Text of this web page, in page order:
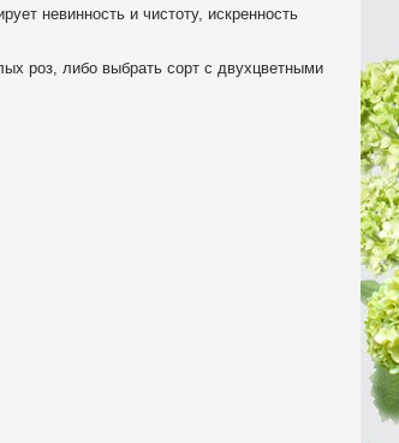
невинность и чистоту, искренность
роз, либо выбрать сорт с двухцветными